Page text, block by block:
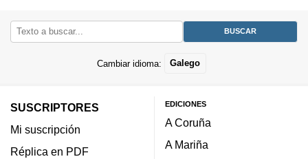
Cambiar idioma: Galego
SUSCRIPTORES
Mi suscripción
Réplica en PDF
EDICIONES
A Coruña
A Mariña